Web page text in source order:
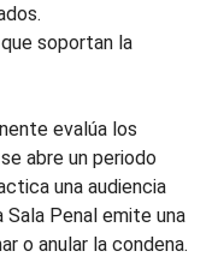
soportan la
evalúa los
abre un periodo
una audiencia
Sala Penal emite una
o anular la condena.